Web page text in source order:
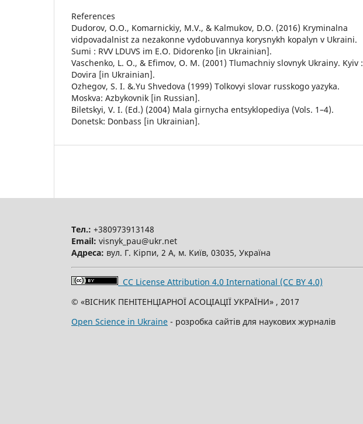
References
Dudorov, O.O., Komarnickiy, M.V., & Kalmukov, D.O. (2016) Kryminalna
vidpovadalnist za nezakonne vydobuvannya korysnykh kopalyn v Ukraini.
Sumi : RVV LDUVS im E.O. Didorenko [in Ukrainian].
Vaschenko, L. O., & Efimov, O. M. (2001) Tlumachniy slovnyk Ukrainy. Kyiv :
Dovira [in Ukrainian].
Ozhegov, S. I. &.Yu Shvedova (1999) Tolkovyi slovar russkogo yazyka.
Moskva: Azbykovnik [in Russian].
Biletskyi, V. I. (Ed.) (2004) Mala girnycha entsyklopediya (Vols. 1–4).
Donetsk: Donbass [in Ukrainian].
Тел.: +380973913148
Email: visnyk_pau@ukr.net
Адреса: вул. Г. Кірпи, 2 А, м. Київ, 03035, Україна
CC License Attribution 4.0 International (CC BY 4.0)
© «ВІСНИК ПЕНІТЕНЦІАРНОЇ АСОЦІАЦІЇ УКРАЇНИ» , 2017
Open Science in Ukraine - розробка сайтів для наукових журналів